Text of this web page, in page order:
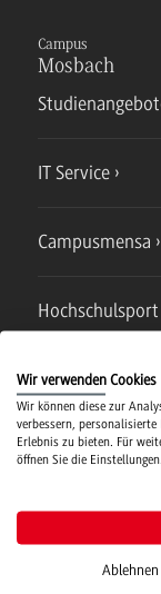
Campus
Mosbach
IT Service
Campusmensa
Hochschulsport
Verwaltung
Campus
Studienangebote
Wir verwenden Cookies
Wir können diese zur
verbessern,
Erlebnis zu bieten. Für
öffnen Sie die Einstellungen.
Ablehnen